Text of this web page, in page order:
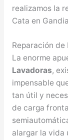
realizamos la
Cata en
Reparación de
La enorme
Lavadoras,
impensable
tan útil y
de carga
alargar la vida